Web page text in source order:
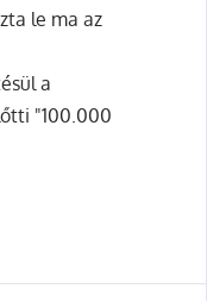
le ma az
a
"100.000